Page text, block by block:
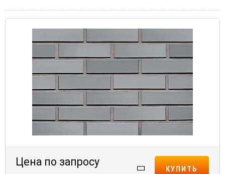
Цена по запросу
КУПИТЬ